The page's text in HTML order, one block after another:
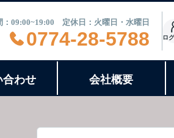
：09:00~19:00 定休日：火曜日・水曜日
0774-28-5788 ロ
合わせ 会社概要